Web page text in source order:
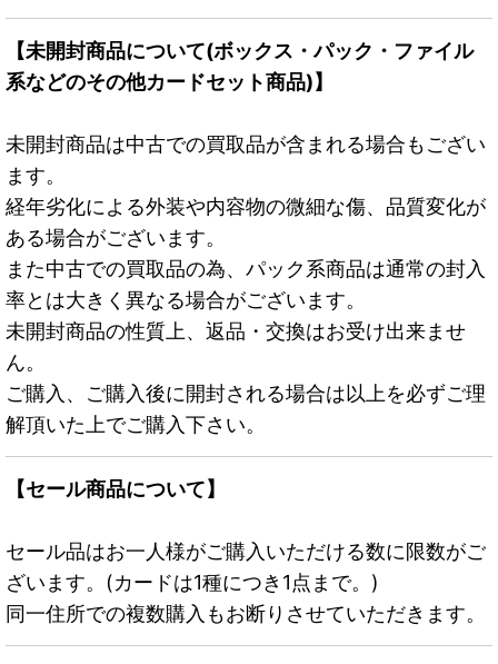
【未開封商品について(ボックス・パック・ファイル
系などのその他カードセット商品)】
未開封商品は中古での買取品が含まれる場合もござい
ます。
経年劣化による外装や内容物の微細な傷、品質変化が
ある場合がございます。
また中古での買取品の為、パック系商品は通常の封入
率とは大きく異なる場合がございます。
未開封商品の性質上、返品・交換はお受け出来ませ
ん。
ご購入、ご購入後に開封される場合は以上を必ずご理
解頂いた上でご購入下さい。
【セール商品について】
セール品はお一人様がご購入いただける数に限数がご
ざいます。(カードは1種につき1点まで。)
同一住所での複数購入もお断りさせていただきます。